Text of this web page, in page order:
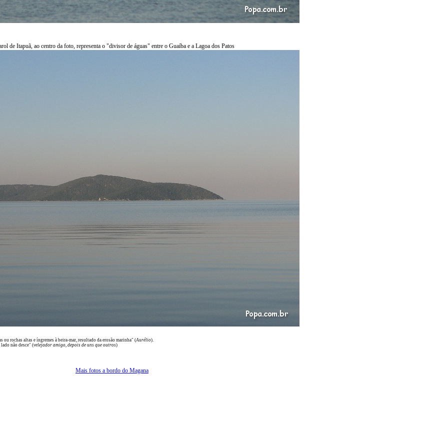
de Itapuã, ao centro da foto, representa o "divisor de águas" entre o Guaíba e a Lagoa dos Patos
ou rochas altas e íngremes à beira-mar, resultado da erosão marinha" (Aurélio).
não desce" (velejador amigo, depois de uns que outros)
Mais fotos a bordo do Magana